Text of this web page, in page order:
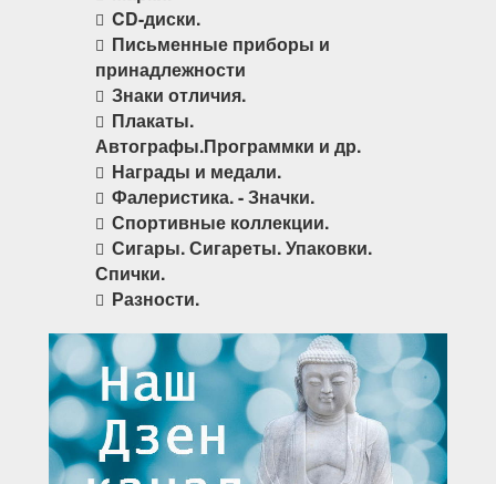
CD-диски.
Письменные приборы и
принадлежности
Знаки отличия.
Плакаты.
Автографы.Программки и др.
Награды и медали.
Фалеристика. - Значки.
Спортивные коллекции.
Сигары. Сигареты. Упаковки.
Спички.
Разности.